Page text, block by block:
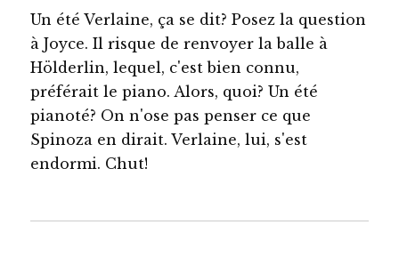
Un été Verlaine, ça se dit? Posez la question
à Joyce. Il risque de renvoyer la balle à
Hölderlin, lequel, c'est bien connu,
préférait le piano. Alors, quoi? Un été
pianoté? On n'ose pas penser ce que
Spinoza en dirait. Verlaine, lui, s'est
endormi. Chut!